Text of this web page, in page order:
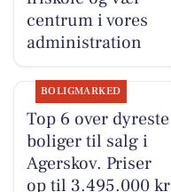
centrum i vores
administration
BOLIGMARKED
Top 6 over dyreste
boliger til salg i
Agerskov. Priser
op til 3.495.000 kr